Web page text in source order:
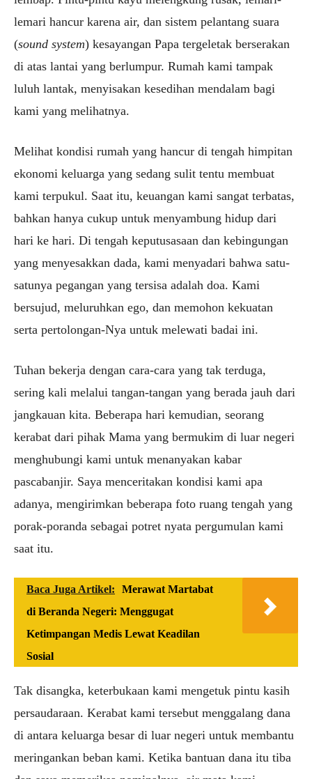
lemari hancur karena air, dan sistem pelantang suara
(sound system) kesayangan Papa tergeletak berserakan
di atas lantai yang berlumpur. Rumah kami tampak
luluh lantak, menyisakan kesedihan mendalam bagi
kami yang melihatnya.
Melihat kondisi rumah yang hancur di tengah himpitan
ekonomi keluarga yang sedang sulit tentu membuat
kami terpukul. Saat itu, keuangan kami sangat terbatas,
bahkan hanya cukup untuk menyambung hidup dari
hari ke hari. Di tengah keputusasaan dan kebingungan
yang menyesakkan dada, kami menyadari bahwa satu-
satunya pegangan yang tersisa adalah doa. Kami
bersujud, meluruhkan ego, dan memohon kekuatan
serta pertolongan-Nya untuk melewati badai ini.
Tuhan bekerja dengan cara-cara yang tak terduga,
sering kali melalui tangan-tangan yang berada jauh dari
jangkauan kita. Beberapa hari kemudian, seorang
kerabat dari pihak Mama yang bermukim di luar negeri
menghubungi kami untuk menanyakan kabar
pascabanjir. Saya menceritakan kondisi kami apa
adanya, mengirimkan beberapa foto ruang tengah yang
porak-poranda sebagai potret nyata pergumulan kami
saat itu.
Baca Juga Artikel:
Merawat Martabat
di Beranda Negeri: Menggugat
Ketimpangan Medis Lewat Keadilan
Sosial
Tak disangka, keterbukaan kami mengetuk pintu kasih
persaudaraan. Kerabat kami tersebut menggalang dana
di antara keluarga besar di luar negeri untuk membantu
meringankan beban kami. Ketika bantuan dana itu tiba